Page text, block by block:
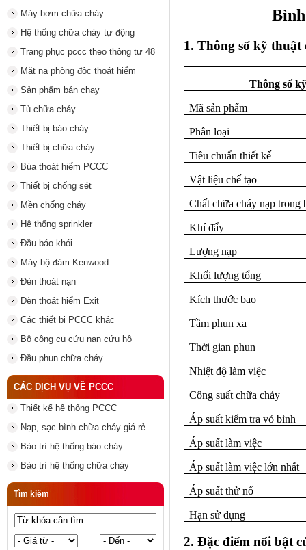
Máy bơm chữa cháy
Hệ thống chữa cháy tự động
Trang phục pccc theo thông tư 48
Mặt nạ phòng độc thoát hiểm
Sản phẩm bán chạy
Tủ chữa cháy
Thiết bị báo cháy
Thiết bị chữa cháy
Búa thoát hiểm PCCC
Thiết bị chống sét
Mền chống cháy
Hệ thống sprinkler
Đầu báo khói
Máy bộ đàm Kenwood
Đèn thoát nạn
Đèn thoát hiểm Exit
Các thiết bị PCCC khác
Bộ công cụ cứu nạn cứu hộ
Đầu phun chữa cháy
CÁC DỊCH VỤ VỀ PCCC
Thiết kế hệ thống PCCC
Nạp, sạc bình chữa cháy giá rẻ
Bảo trì hệ thống báo cháy
Bảo trì hệ thống chữa cháy
Tìm kiếm
1. Thông số kỹ thuật
Thông số
Mã sản phẩm
Phân loại
Tiêu chuẩn thiết kế
Vật liệu chế tạo
Chất chữa cháy nạp trong
Khí đẩy
Lượng nạp
Khối lượng tổng
Kích thước bao
Tầm phun xa
Thời gian phun
Nhiệt độ làm việc
Công suất chữa cháy
Áp suất kiểm tra vỏ bình
Áp suất làm việc
Áp suất làm việc lớn nhất
Áp suất thử nổ
Hạn sử dụng
2. Đặc điểm nổi bật